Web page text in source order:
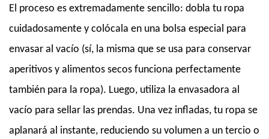
El proceso es extremadamente sencillo: dobla tu ropa
cuidadosamente y colócala en una bolsa especial para
envasar al vacío (sí, la misma que se usa para conservar
aperitivos y alimentos secos funciona perfectamente
también para la ropa). Luego, utiliza la envasadora al
vacío para sellar las prendas. Una vez infladas, tu ropa se
aplanará al instante, reduciendo su volumen a un tercio o